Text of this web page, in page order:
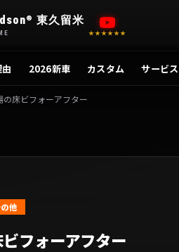
® 東久留米
★★★★★★
2026新車 カスタム サービ
の床ビフォーアフター
他
フォーアフター